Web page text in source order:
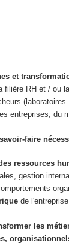
et
RH et / ou
entreprises, du
faire
ressources
gestion
de
les